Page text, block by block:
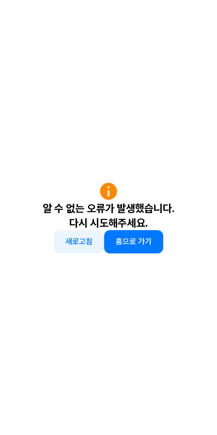
알 수 없는 오류가 발생했습니다.
다시 시도해주세요.
새로고침 홈으로 가기